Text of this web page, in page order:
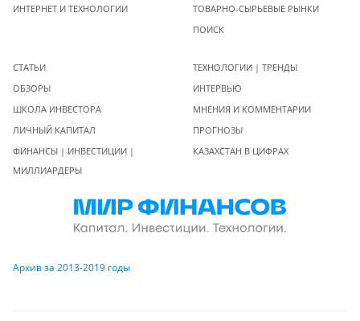
ИНТЕРНЕТ И ТЕХНОЛОГИИ
ТОВАРНО-СЫРЬЕВЫЕ РЫНКИ
ПОИСК
СТАТЬИ
ОБЗОРЫ
ШКОЛА ИНВЕСТОРА
ЛИЧНЫЙ КАПИТАЛ
ФИНАНСЫ | ИНВЕСТИЦИИ |
МИЛЛИАРДЕРЫ
ТЕХНОЛОГИИ | ТРЕНДЫ
ИНТЕРВЬЮ
МНЕНИЯ И КОММЕНТАРИИ
ПРОГНОЗЫ
КАЗАХСТАН В ЦИФРАХ
Архив за 2013-2019 годы